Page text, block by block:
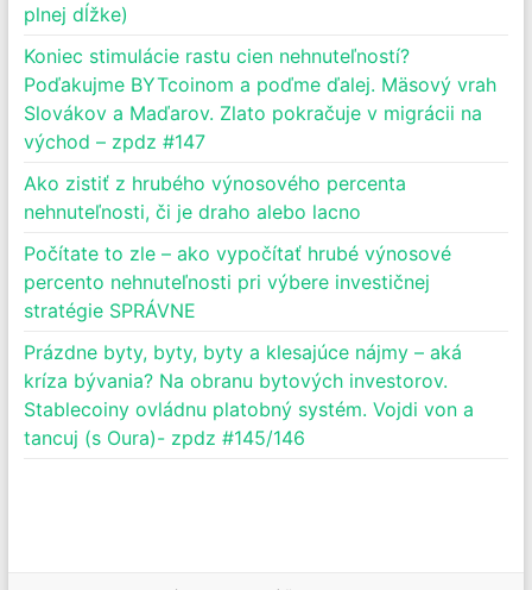
plnej dĺžke)
Koniec stimulácie rastu cien nehnuteľností?
Poďakujme BYTcoinom a poďme ďalej. Mäsový vrah
Slovákov a Maďarov. Zlato pokračuje v migrácii na
východ – zpdz #147
Ako zistiť z hrubého výnosového percenta
nehnuteľnosti, či je draho alebo lacno
Počítate to zle – ako vypočítať hrubé výnosové
percento nehnuteľnosti pri výbere investičnej
stratégie SPRÁVNE
Prázdne byty, byty, byty a klesajúce nájmy – aká
kríza bývania? Na obranu bytových investorov.
Stablecoiny ovládnu platobný systém. Vojdi von a
tancuj (s Oura)- zpdz #145/146